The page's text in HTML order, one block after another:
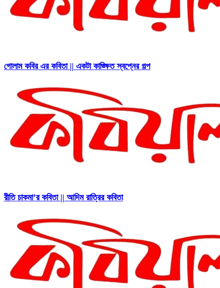
গোলাম কবির এর কবিতা || একটা কাঙ্ক্ষিত স্বপ্নের গল্প
রীতি চাকমা’র কবিতা || আদিম রাত্রির কবিতা